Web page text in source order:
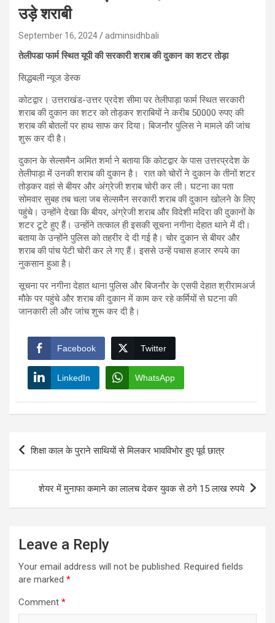
उड़े शराबी
September 16, 2024 adminsidhbali
तेलीपडा फार्म स्थित यूपी की सरकारी शराब की दुकान का शटर तोड़ा
सिद्धबली न्यूज डेस्क
कोटद्वार। उत्तराखंड-उत्तर प्रदेश सीमा पर तेलीपाड़ा फार्म स्थित सरकारी
शराब की दुकान का शटर को तोड़कर शराबियों ने करीब 50000 रुपए की
शराब की बोतलों पर हाथ साफ कर दिया। बिजनौर पुलिस ने मामले की जांच
शुरू कर दी है।
दुकान के सेल्समैन अमित शर्मा ने बताया कि कोटद्वार के पास उत्तरप्रदेश के
तेलीपाड़ा में उनकी शराब की दुकान है। रात को चोरों ने दुकान के तीनों शटर
तोड़कर वहां से बीयर और अंग्रेजी शराब चोरी कर ली। घटना का पता
सोमवार सुबह तब चला जब सेल्समैन सरकारी शराब की दुकान खोलने के लिए
पहुंचे। उन्होंने देखा कि बीयर, अंग्रेजी शराब और विदेशी मदिरा की दुकानों के
शटर टूटे हुए हैं। उन्होंने तत्काल ही इसकी सूचना नगीना देहात थाने में दी।
बताया के उन्होंने पुलिस को तहरीर दे दी गई है। चोर दुकान से बीयर और
शराब की पांच पेटी चोरी कर ले गए हैं। इससे उन्हें पचास हजार रुपये का
नुकसान हुआ है।
सूचना पर नगीना देहात थाना पुलिस और बिजनौर के एसपी देहात श्रीरामअर्ज
मौके पर पहुंचे और शराब की दुकान में काम कर रहे कर्मियों से घटना की
जानकारी ली और जांच शुरू कर दी है।
Facebook Twitter
LinkedIn WhatsApp
Post
navigation
शिक्षा काल के पुराने साथियों से मिलकर भावविभोर हुए पूर्व छात्र
शेयर में मुनाफा कमाने का लालच देकर युवक से ठगे 15 लाख रुपये
Leave a Reply
Your email address will not be published. Required fields
are marked *
Comment *